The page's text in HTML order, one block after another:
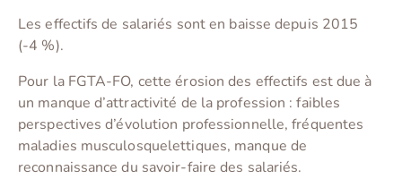
Les effectifs de salariés sont en baisse depuis 2015
(-4 %).
Pour la FGTA-FO, cette érosion des effectifs est due à
un manque d’attractivité de la profession : faibles
perspectives d’évolution professionnelle, fréquentes
maladies musculosquelettiques, manque de
reconnaissance du savoir-faire des salariés.